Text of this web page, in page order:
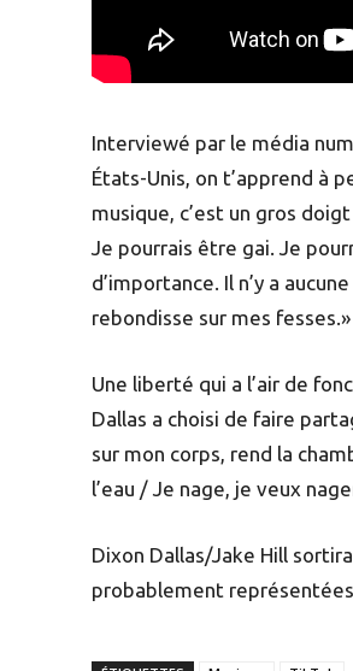
Interviewé par le média
États-Unis, on t’apprend à
musique, c’est un gros
Je pourrais être gai. Je
d’importance. Il n’y a
rebondisse sur mes fesses.»
Une liberté qui a l’air de
Dallas a choisi de faire
sur mon corps, rend la
l’eau / Je nage, je veux
Dixon Dallas/Jake Hill
probablement représentées.